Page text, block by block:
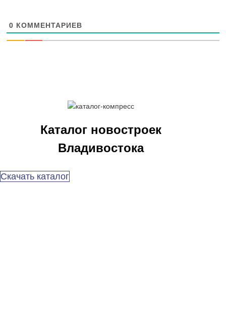
0 КОММЕНТАРИЕВ
Каталог новостроек
Владивостока
Скачать каталог